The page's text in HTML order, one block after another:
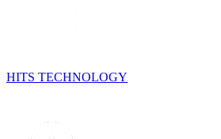
HITS TECHNOLOGY